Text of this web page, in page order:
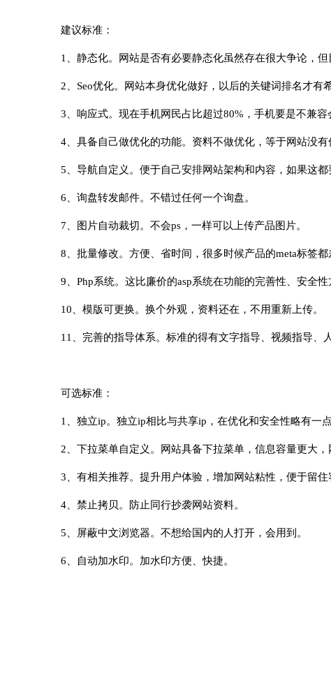
建议标准：
1、静态化。网站是否有必要静态化虽然存在很大争论，但
2、Seo优化。网站本身优化做好，以后的关键词排名才有
3、响应式。现在手机网民占比超过80%，手机要是不兼容
4、具备自己做优化的功能。资料不做优化，等于网站没
5、导航自定义。便于自己安排网站架构和内容，如果这都
6、询盘转发邮件。不错过任何一个询盘。
7、图片自动裁切。不会ps，一样可以上传产品图片。
8、批量修改。方便、省时间，很多时候产品的meta标签都
9、Php系统。这比廉价的asp系统在功能的完善性、安全
10、模版可更换。换个外观，资料还在，不用重新上传。
11、完善的指导体系。标准的得有文字指导、视频指导、
可选标准：
1、独立ip。独立ip相比与共享ip，在优化和安全性略有一点
2、下拉菜单自定义。网站具备下拉菜单，信息容量更大，
3、有相关推荐。提升用户体验，增加网站粘性，便于留住
4、禁止拷贝。防止同行抄袭网站资料。
5、屏蔽中文浏览器。不想给国内的人打开，会用到。
6、自动加水印。加水印方便、快捷。